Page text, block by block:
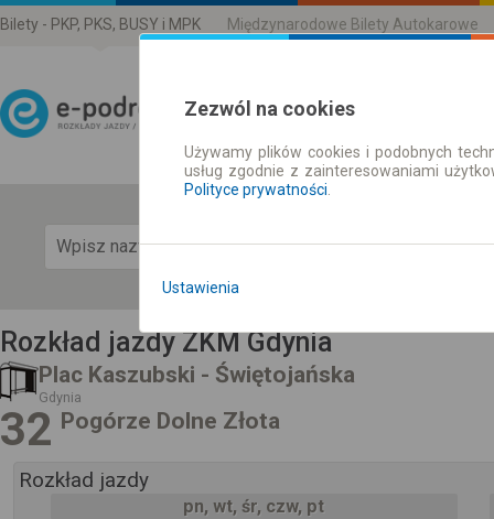
Bilety - PKP, PKS, BUSY i MPK Międzynarodowe Bilety Autokarowe
Rozkład Jazdy | Bilety
Rozkład jazdy ZKM Gdynia
Plac Kaszubski - Świętojańska
Gdynia
32 Pogórze Dolne Złota
Rozkład jazdy
pn, wt, śr, czw, pt
Zezwól na cookies
Używamy plików cookies i podobnych
usług zgodnie z zainteresowaniami
Polityce prywatności
Ustawienia